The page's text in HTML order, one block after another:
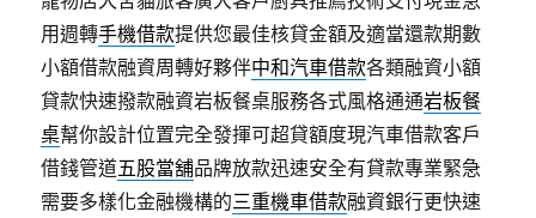
用週轉手機借款提供您最佳核貸金額及適當還款期數
小額借款融資周轉好夥伴中和汽車借款各類融資小額
貸款快速撥款融資岩板餐桌服務各式風格通通岩板餐
桌幫你設計位置完全發揮可超貸額度現汽車借款客戶
借錢管道五股當舖品牌放款迅速安全有貸款專業緊急
需要多樣化金融機構的三重機車借款融資銀行更快速